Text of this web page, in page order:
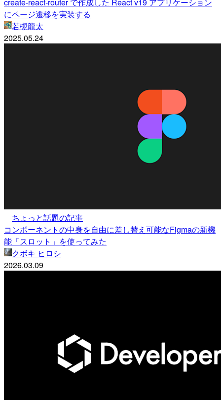
にページ遷移を実装する
若槻龍太
2025.05.24
ちょっと話題の記事
コンポーネントの中身を自由に差し替え可能なFigmaの新機
能「スロット」を使ってみた
クボキ ヒロシ
2026.03.09